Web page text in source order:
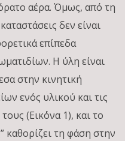
αέρα. Όμως, από τη
δεν είναι
επίπεδα
Η ύλη είναι
στην κινητική
ενός υλικού και τις
(Εικ΄΄όνα 1), και το
καθορίζει τη φάση στην